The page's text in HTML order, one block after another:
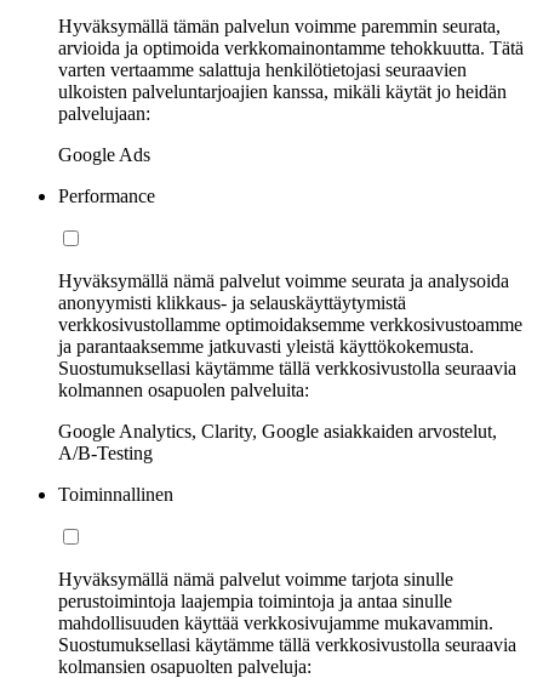
Hyväksymällä tämän palvelun voimme paremmin seurata,
arvioida ja optimoida verkkomainontamme tehokkuutta. Tätä
varten vertaamme salattuja henkilötietojasi seuraavien
ulkoisten palveluntarjoajien kanssa, mikäli käytät jo heidän
palvelujaan:
Google Ads
Performance
Hyväksymällä nämä palvelut voimme seurata ja analysoida
anonyymisti klikkaus- ja selauskäyttäytymistä
verkkosivustollamme optimoidaksemme verkkosivustoamme
ja parantaaksemme jatkuvasti yleistä käyttökokemusta.
Suostumuksellasi käytämme tällä verkkosivustolla seuraavia
kolmannen osapuolen palveluita:
Google Analytics, Clarity, Google asiakkaiden arvostelut,
A/B-Testing
Toiminnallinen
Hyväksymällä nämä palvelut voimme tarjota sinulle
perustoimintoja laajempia toimintoja ja antaa sinulle
mahdollisuuden käyttää verkkosivujamme mukavammin.
Suostumuksellasi käytämme tällä verkkosivustolla seuraavia
kolmansien osapuolten palveluja: